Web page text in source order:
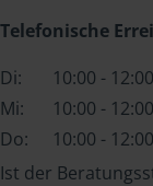
Telefonische
Di:
10:00 -
Mi:
10:00 -
Do:
10:00 -
Ist der